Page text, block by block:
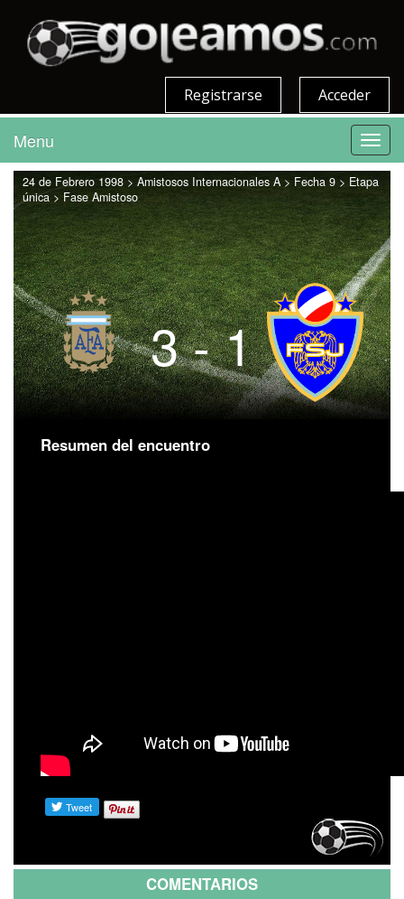
Acceder
Registrarse
Menu
24 de Febrero 1998 > Amistosos Internacionales A > Fecha 9 > Etapa
única > Fase Amistoso
3 - 1
Resumen del encuentro
COMENTARIOS